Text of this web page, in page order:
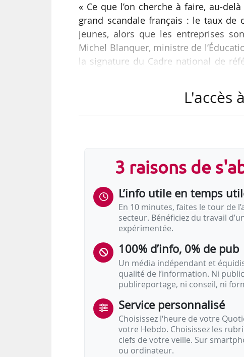
« Ce que l’on cherche à faire, au-
grand scandale français : le taux de
jeunes, alors que les entreprises
Michel Blanquer, ministre de
la signature du Cadre national de
et Frédérique Vidal, ministre de
l’Innovation, ont signé ce cadre
Régions de France, l’association
L'accès
3 raisons de
L’info utile en temps
En 10 minutes, faites le tour de
secteur. Bénéficiez du travail
expérimentée.
100% d’info, 0% de pub
Un média indépendant et
qualité de l’information. Ni
publireportage, ni conseil, ni
Service personnalisé
Choisissez l‘heure de votre
votre Hebdo. Choisissez les
clefs de votre veille. Sur
ou ordinateur.